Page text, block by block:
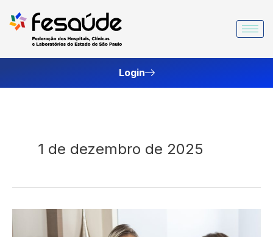
para
Login
1 de dezembro de 2025
Firmadas